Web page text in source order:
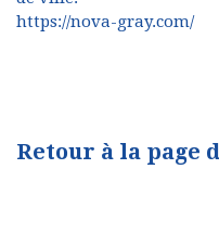
https://nova-gray.com/
Retour à la page